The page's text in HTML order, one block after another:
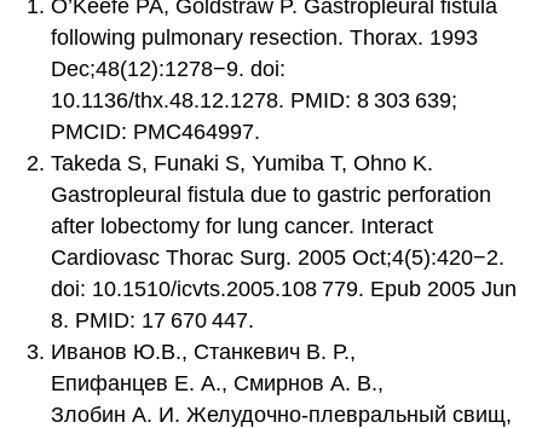
O’Keefe PA, Goldstraw P. Gastropleural fistula
following pulmonary resection. Thorax. 1993
Dec;48(12):1278−9. doi:
10.1136/thx.48.12.1278. PMID: 8 303 639;
PMCID: PMC464997.
Takeda S, Funaki S, Yumiba T, Ohno K.
Gastropleural fistula due to gastric perforation
after lobectomy for lung cancer. Interact
Cardiovasc Thorac Surg. 2005 Oct;4(5):420−2.
doi: 10.1510/icvts.2005.108 779. Epub 2005 Jun
8. PMID: 17 670 447.
Иванов Ю.В., Станкевич В. Р.,
Епифанцев Е. А., Смирнов А. В.,
Злобин А. И. Желудочно-плевральный свищ,